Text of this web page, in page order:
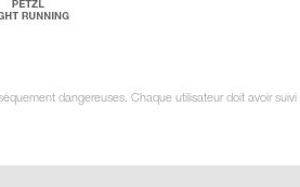
dangereuses. Chaque utilisateur doit avoir